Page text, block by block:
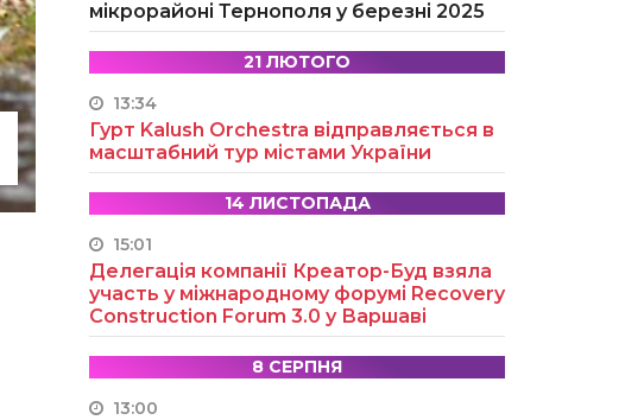
мікрорайоні Тернополя у березні 2025
21 ЛЮТОГО
13:34
Гурт Kalush Orchestra відправляється в
масштабний тур містами України
14 ЛИСТОПАДА
15:01
Делегація компанії Креатор-Буд взяла
участь у міжнародному форумі Recovery
Construction Forum 3.0 у Варшаві
8 СЕРПНЯ
13:00